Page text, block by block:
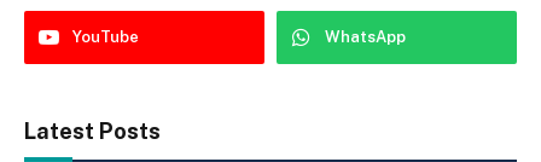
YouTube WhatsApp
Latest Posts